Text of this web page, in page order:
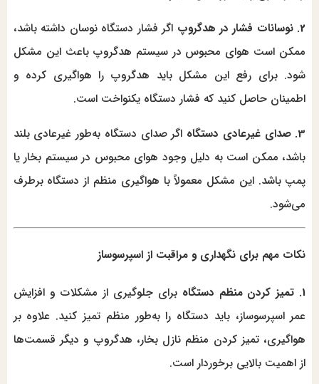
2. نوسانات فشار در هدگروپ
اگر فشار دستگاه نوسان داشته باشد،
ممکن است هوای محبوس در سیستم هدگروپ باعث این مشکل
شود. برای رفع این مشکل باید هدگروپ را هواگیری کرده و
اطمینان حاصل کنید که فشار دستگاه یکنواخت است.
3. صدای غیرعادی دستگاه
اگر صدای دستگاه به‌طور غیرعادی بلند
باشد، ممکن است به دلیل وجود هوای محبوس در سیستم بخار یا
پمپ باشد. این مشکل معمولاً با هواگیری منظم از دستگاه برطرف
می‌شود.
نکات مهم برای نگهداری و مراقبت از اسپرسوساز
1. تمیز کردن منظم دستگاه
برای جلوگیری از مشکلات و افزایش
عمر اسپرسوساز، باید دستگاه را به‌طور منظم تمیز کنید. علاوه بر
هواگیری، تمیز کردن منظم نازل بخار، هدگروپ و دیگر قسمت‌ها
از اهمیت بالایی برخوردار است.